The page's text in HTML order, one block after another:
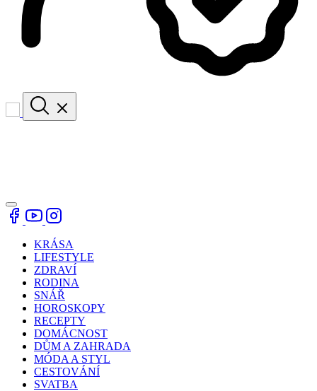
KRÁSA
LIFESTYLE
ZDRAVÍ
RODINA
SNÁŘ
HOROSKOPY
RECEPTY
DOMÁCNOST
DŮM A ZAHRADA
MÓDA A STYL
CESTOVÁNÍ
SVATBA